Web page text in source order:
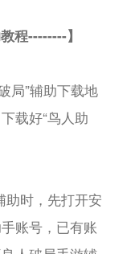
程--------】
局”辅助下载地
载好“鸟人助
助时，先打开安
账号，已有账